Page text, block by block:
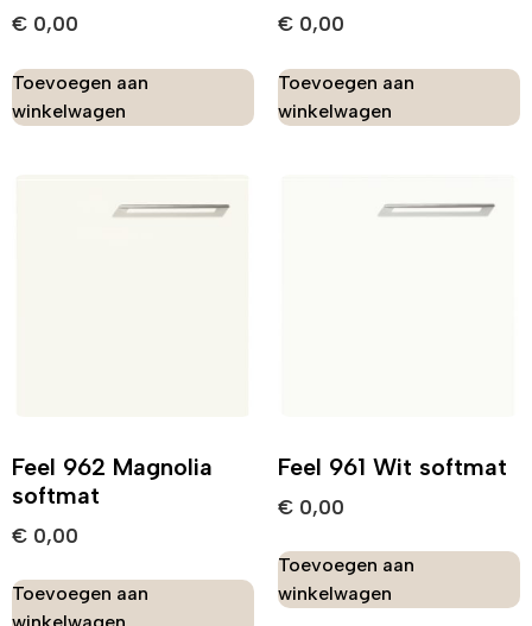
€ 0,00
Toevoegen aan
winkelwagen
€ 0,00
Toevoegen aan
winkelwagen
Feel 962 Magnolia
softmat
€ 0,00
Toevoegen aan
Feel 961 Wit softmat
€ 0,00
Toevoegen aan
winkelwagen